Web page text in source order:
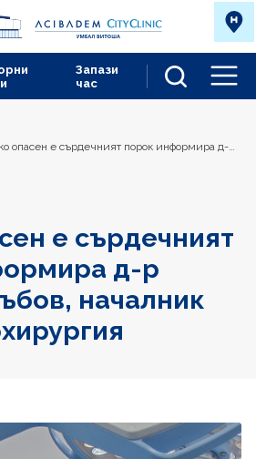
Запази
час
опасен е сърдечният порок информира д-р
е сърдечният
д-р
началник